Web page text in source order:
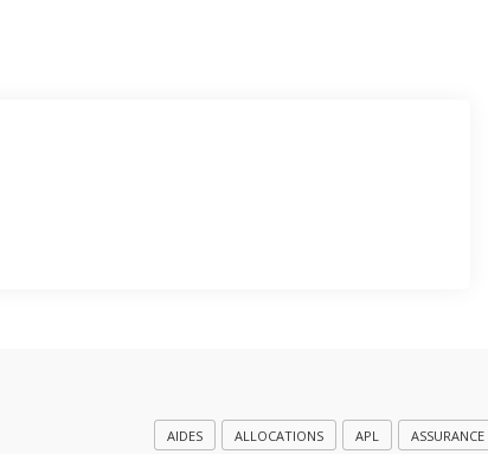
AIDES ALLOCATIONS APL ASSURANCE